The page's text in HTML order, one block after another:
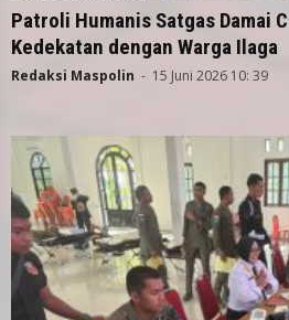
Patroli Humanis Satgas Damai
Kedekatan dengan Warga Ilaga
Redaksi Maspolin - 15 Juni 2026 10: 39